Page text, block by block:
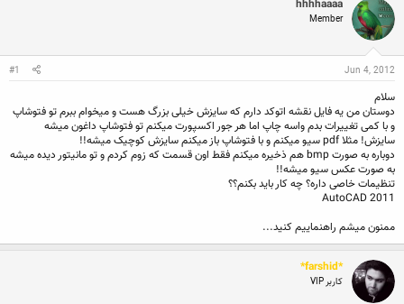
ع
ک
ن
ن
د
م
ض
و
ع
ی
خ
ر
hhhhaaaa
Member
Jun 4, 2012
#1
سلام
دوستان من یه فایل نقشه اتوکد دارم که سایزش خیلی بزرگ هست و میخوام ببرم تو فتوشاپ
و با کمی تغییرات بدم واسه چاپ اما هر جور اکسپورت میکنم تو فتوشاپ داغون میشه
سایزش! مثلا pdf سیو میکنم و با فتوشاپ باز میکنم سایزش کوچیک میشه!!
دوباره به صورت bmp هم ذخیره میکنم فقط اون قسمت که زوم کردم و تو مانیتور دیده میشه
به صورت عکس سیو میشه!!
تنظیمات خاصی داره؟ چه کار باید بکنم؟؟
AutoCAD 2011
ممنون میشم راهنماییم کنید...
*farshid*
کاربر VIP